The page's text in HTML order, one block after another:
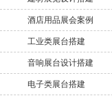
酒店用品展会案例
工业类展台搭建
音响展台设计搭建
电子类展台搭建